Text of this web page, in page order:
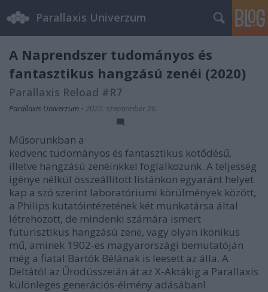
Parallaxis Univerzum
A Naprendszer tudományos és
fantasztikus hangzású zenéi (2020)
Parallaxis Reload #R7
Parallaxis Univerzum • 2022. szeptember 26.
Műsorunkban a
kedvenc tudományos és fantasztikus kötődésű,
illetve hangzású zenéinkkel foglalkozunk. A teljesség
igénye nélkül összeállított listánkon egyaránt helyet
kap a szó szerint laboratóriumi körülmények között,
a Philips kutatóintézetének két munkatársa által
létrehozott, de mindenki számára ismert
futurisztikus hangzású zene, vagy olyan ikonikus
mű, aminek 1902-es magyarországi bemutatóján
még a fiatal Bartók Bélának is leesett az álla. A
Deltától az Űrodüsszeián át az X-Aktákig a Parallaxis
különleges generációs-élmény adásában!